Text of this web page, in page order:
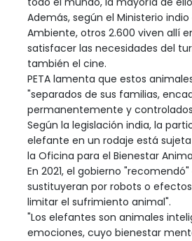
Además, según el Ministerio
Ambiente, otros 2.600 viven allí
satisfacer las necesidades del
también el cine.
PETA lamenta que estos
"separados de sus familias,
permanentemente y
Según la legislación india, la
elefante en un rodaje está
la Oficina para el Bienestar
En 2021, el gobierno
sustituyeran por robots o
limitar el sufrimiento animal".
"Los elefantes son animales
emociones, cuyo bienestar